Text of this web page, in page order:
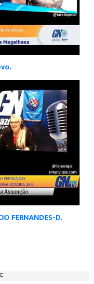
FERNANDES-D.